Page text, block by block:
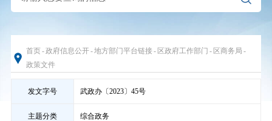
首页-政府信息公开-地方部门平台链接- 区政府工作部门 - 区商务局 -
政策文件
发文字号 武政办〔2023〕45号
主题分类 综合政务